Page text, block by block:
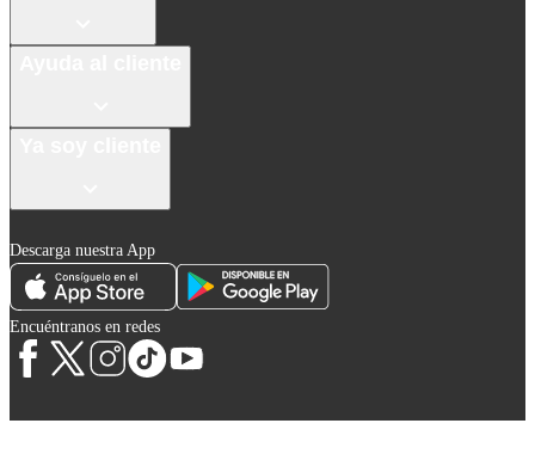
Descarga nuestra App
Encuéntranos en redes